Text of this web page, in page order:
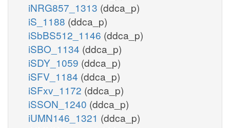
iNRG857_1313 (ddca_p)
iS_1188 (ddca_p)
iSbBS512_1146 (ddca_p)
iSBO_1134 (ddca_p)
iSDY_1059 (ddca_p)
iSFV_1184 (ddca_p)
iSFxv_1172 (ddca_p)
iSSON_1240 (ddca_p)
iUMN146_1321 (ddca_p)